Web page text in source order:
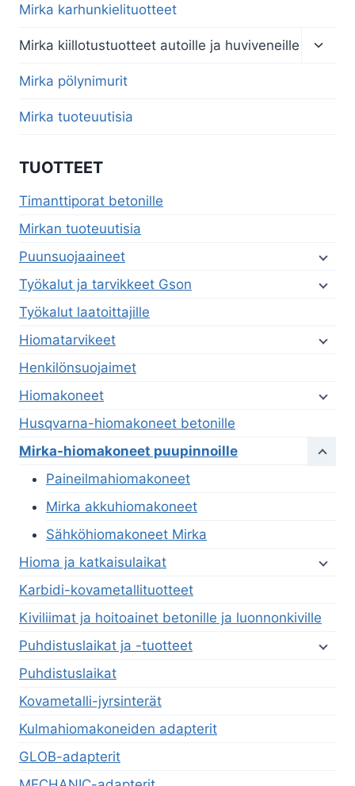
Mirka karhunkielituotteet
Mirka kiillotustuotteet autoille ja huviveneille
Mirka pölynimurit
Mirka tuoteuutisia
TUOTTEET
Timanttiporat betonille
Mirkan tuoteuutisia
Puunsuojaaineet
Työkalut ja tarvikkeet Gson
Työkalut laatoittajille
Hiomatarvikeet
Henkilönsuojaimet
Hiomakoneet
Husqvarna-hiomakoneet betonille
Mirka-hiomakoneet puupinnoille
Paineilmahiomakoneet
Mirka akkuhiomakoneet
Sähköhiomakoneet Mirka
Hioma ja katkaisulaikat
Karbidi-kovametallituotteet
Kiviliimat ja hoitoainet betonille ja luonnonkiville
Puhdistuslaikat ja -tuotteet
Puhdistuslaikat
Kovametalli-jyrsinterät
Kulmahiomakoneiden adapterit
GLOB-adapterit